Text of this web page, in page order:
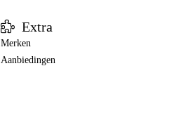
Extra
Merken
Aanbiedingen